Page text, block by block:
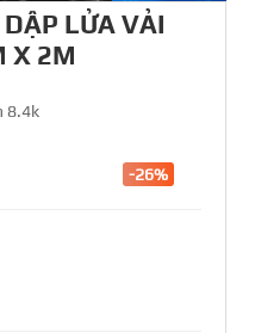
LỬA VẢI
X 2M
8.4k
-26%